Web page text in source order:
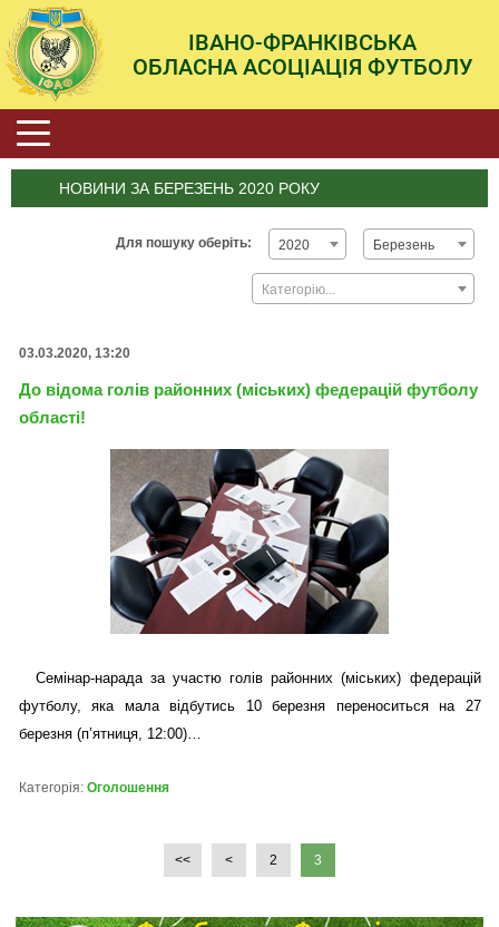
ІВАНО-ФРАНКІВСЬКА
ОБЛАСНА АСОЦІАЦІЯ ФУТБОЛУ
НОВИНИ ЗА БЕРЕЗЕНЬ 2020 РОКУ
Для пошуку оберіть: 2020 Березень
Категорію...
03.03.2020, 13:20
До відома голів районних (міських) федерацій футболу
області!
Семінар-нарада за участю голів районних (міських) федерацій
футболу, яка мала відбутись 10 березня переноситься на 27
березня (п’ятниця, 12:00)…
Категорія: Оголошення
<< < 2 3